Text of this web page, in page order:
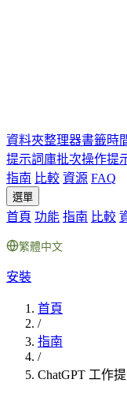
資料夾整理器書籤時
提示詞庫批次操作提
指南 比較 資源 FAQ
選單
首頁 功能 指南 比較
繁體中文
安裝
首頁
/
指南
/
ChatGPT 工作